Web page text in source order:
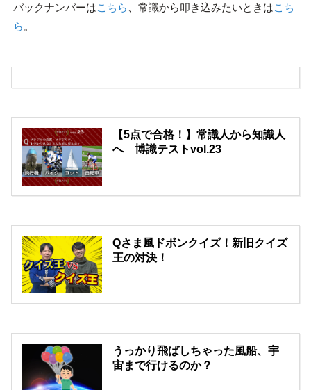
バックナンバーはこちら 、常識から叩き込みたいときはこち
ら 。
【5点で合格！】常識人から知識人
へ 博識テストvol.23
Qさま風ドボンクイズ！新旧クイズ
王の対決！
うっかり飛ばしちゃった風船、宇
宙まで行けるのか？